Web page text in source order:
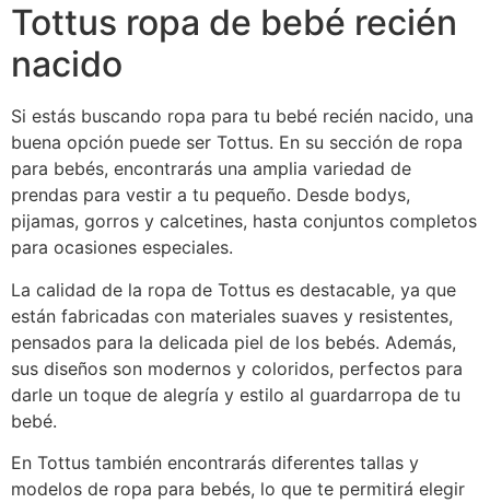
Tottus ropa de bebé recién
nacido
Si estás buscando ropa para tu bebé recién nacido, una
buena opción puede ser Tottus. En su sección de ropa
para bebés, encontrarás una amplia variedad de
prendas para vestir a tu pequeño. Desde bodys,
pijamas, gorros y calcetines, hasta conjuntos completos
para ocasiones especiales.
La calidad de la ropa de Tottus es destacable, ya que
están fabricadas con materiales suaves y resistentes,
pensados para la delicada piel de los bebés. Además,
sus diseños son modernos y coloridos, perfectos para
darle un toque de alegría y estilo al guardarropa de tu
bebé.
En Tottus también encontrarás diferentes tallas y
modelos de ropa para bebés, lo que te permitirá elegir